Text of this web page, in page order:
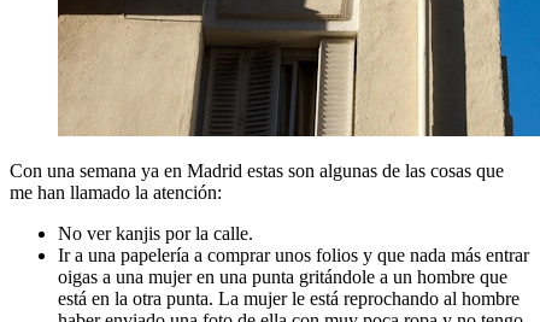
Con una semana ya en Madrid estas son algunas de las cosas que
me han llamado la atención:
No ver kanjis por la calle.
Ir a una papelería a comprar unos folios y que nada más entrar
oigas a una mujer en una punta gritándole a un hombre que
está en la otra punta. La mujer le está reprochando al hombre